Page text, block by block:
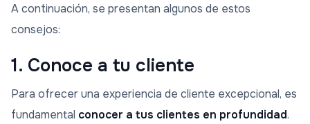
A continuación, se presentan algunos de estos
consejos:
1. Conoce a tu cliente
Para ofrecer una experiencia de cliente excepcional, es
fundamental conocer a tus clientes en profundidad.